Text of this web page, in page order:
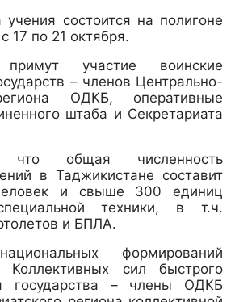
учения состоится на полигоне
17 по 21 октября.
участие воинские
– членов Центрально-
ОДКБ, оперативные
штаба и Секретариата
что общая численность
в Таджикистане составит
и свыше 300 единиц
техники, в т.ч.
и БПЛА.
формирований
Коллективных сил быстрого
государства – члены ОДКБ